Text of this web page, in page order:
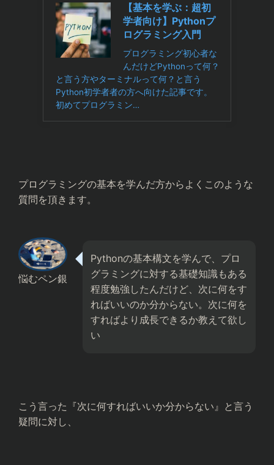
【基本を学ぶ：超初
学者向け】Pythonプ
ログラミング入門
プログラミング初心者な
んだけどPythonって何？
と言う方やターミナルって何？と言う
Python初学者者の方へ向けた記事です。
初めてプログラミン…
プログラミングの基本を学んだ方からよくこのような
質問を頂きます。
悩むペン銀
Pythonの基本構文を学んで、プロ
グラミングに対する基礎知識もある
程度勉強したんだけど、次に何をす
ればいいのか分からない。次に何を
すればより成長できるか教えて欲し
い
こう言った『次に何すればいいか分からない』と言う
疑問に対し、